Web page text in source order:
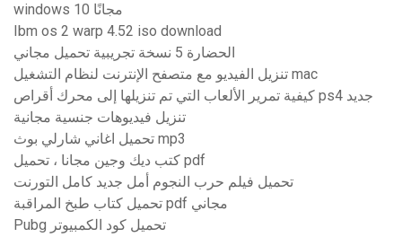
windows 10 مجانًا
Ibm os 2 warp 4.52 iso download
الحضارة 5 نسخة تجريبية تحميل مجاني
تنزيل الفيديو مع متصفح الإنترنت لنظام التشغيل mac
كيفية تمرير الألعاب التي تم تنزيلها إلى محرك أقراص ps4 جديد
تنزيل فيديوهات جنسية مجانية
تحميل اغاني شارلي بوث mp3
كتب ديك وجين مجانا ، تحميل pdf
تحميل فيلم حرب النجوم أمل جديد كامل التورنت
تحميل كتاب طبخ المراقبة pdf مجاني
Pubg تحميل كود الكمبيوتر